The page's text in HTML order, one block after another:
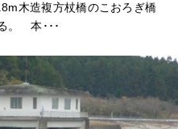
木造複方杖橋のこおろぎ橋
。 本･･･